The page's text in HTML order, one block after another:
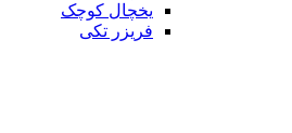
یخچال کوچک
فریزر تکی